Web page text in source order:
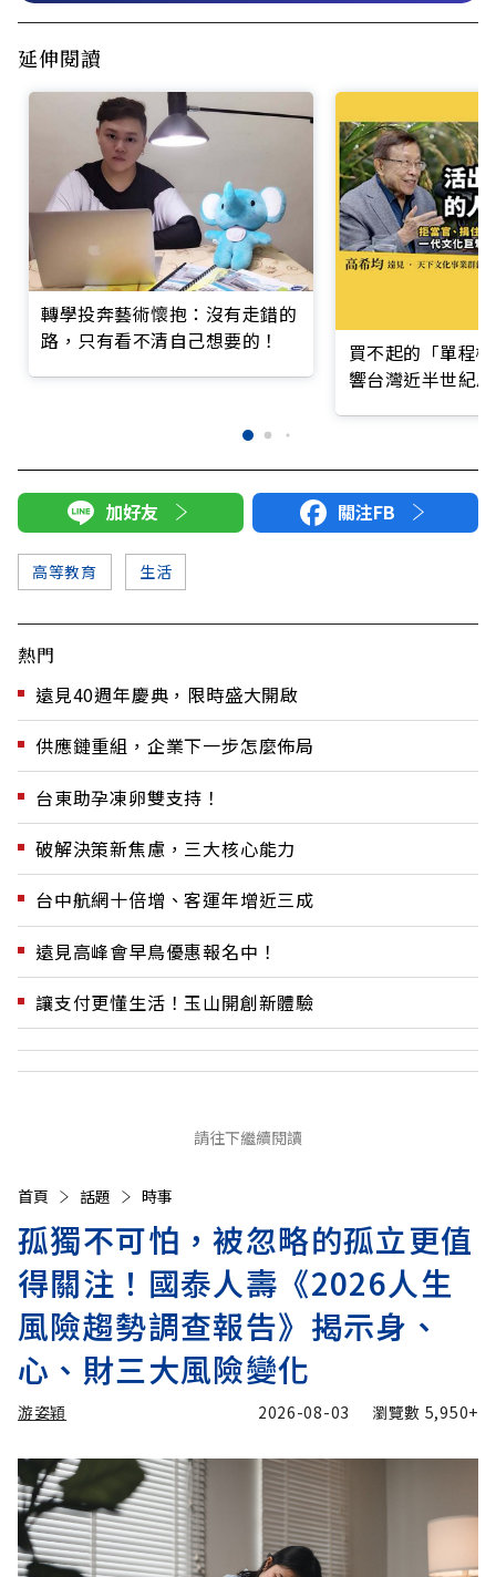
延伸閱讀
轉學投奔藝術懷抱：沒有走錯的
路，只有看不清自己想要的！
買不起的「單程
響台灣近半世紀
加好友 關注FB
高等教育 生活
熱門
遠見40週年慶典，限時盛大開啟
供應鏈重組，企業下一步怎麼佈局
台東助孕凍卵雙支持！
破解決策新焦慮，三大核心能力
台中航網十倍增、客運年增近三成
遠見高峰會早鳥優惠報名中！
讓支付更懂生活！玉山開創新體驗
請往下繼續閱讀
首頁 話題 時事
孤獨不可怕，被忽略的孤立更值
得關注！國泰人壽《2026人生
風險趨勢調查報告》揭示身、
心、財三大風險變化
游姿穎 2026-08-03 瀏覽數 5,950+